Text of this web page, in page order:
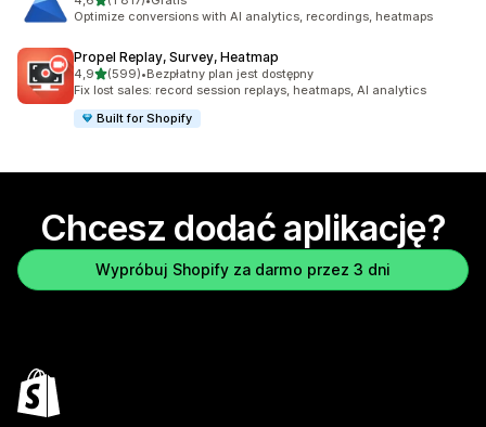
Łączna liczba recenzji: 1817
Optimize conversions with AI analytics, recordings, heatmaps
Propel Replay, Survey, Heatmap
4,9na 5 gwiazdek
(599)
Łączna liczba recenzji: 599
•Bezpłatny plan jest dostępny
Fix lost sales: record session replays, heatmaps, AI analytics
Built for Shopify
Chcesz dodać aplikację?
Wypróbuj Shopify za darmo przez 3 dni